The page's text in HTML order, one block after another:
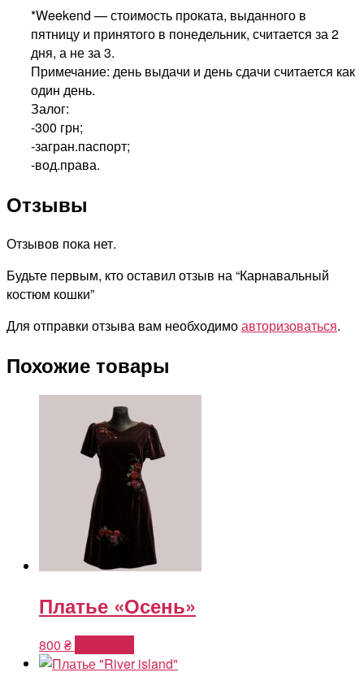
*Weekend — стоимость проката, выданного в
пятницу и принятого в понедельник, считается за 2
дня, а не за 3.
Примечание: день выдачи и день сдачи считается как
один день.
Залог:
-300 грн;
-загран.паспорт;
-вод.права.
Отзывы
Отзывов пока нет.
Будьте первым, кто оставил отзыв на “Карнавальный
костюм кошки”
Для отправки отзыва вам необходимоавторизоваться.
Похожие товары
Платье «Осень»
800 ₴